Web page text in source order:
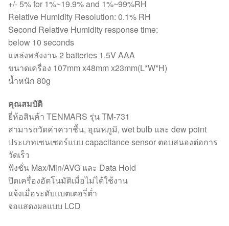
+/- 5% for 1%~19.9% and 1%~99%RH
Relative Humidity Resolution: 0.1% RH
Second Relative Humidity response time:
below 10 seconds
แหล่งพลังงาน 2 batteries 1.5V AAA
ขนาดเครื่อง 107mm x48mm x23mm(L*W*H)
น้ำหนัก 80g
คุณสมบัติ
ยี่ห้อสินค้า TENMARS รุ่น TM-731
สามารถวัดค่าควาชื้น, อุณหภูมิ, wet bulb และ dew point
ประเภทเซนเซอร์แบบ capacitance sensor ตอบสนองต่อการ
วัดเร็ว
ฟังชั่น Max/Min/AVG และ Data Hold
ปิดเครื่องอัตโนมัติเมื่อไม่ได้ใช้งาน
แจ้งเมื่อระดับแบตเตอรี่ต่ำ
จอแสดงผลแบบ LCD